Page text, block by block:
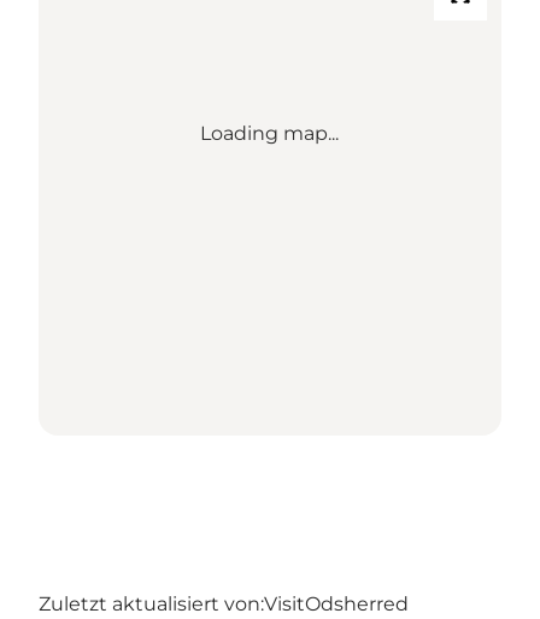
Loading map...
Zuletzt aktualisiert von:VisitOdsherred